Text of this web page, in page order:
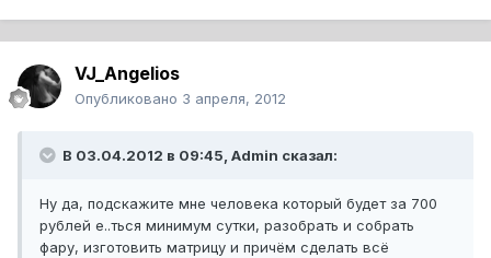
VJ_Angelios
Опубликовано 3 апреля, 2012
В 03.04.2012 в 09:45, Admin сказал:
Ну да, подскажите мне человека который будет за 700
рублей е..ться минимум сутки, разобрать и собрать
фару, изготовить матрицу и причём сделать всё